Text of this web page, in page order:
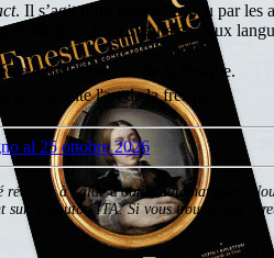
. Il s’agit d’un logiciel
conçu par les
pour les visiteurs en deux
raconte l'art de la fresque.
à l'aide d'outils automatiques.
le bouton ITA. Si vous trouvez une